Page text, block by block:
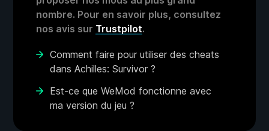
nombre. Pour en savoir plus, consultez
nos avis sur Trustpilot.
Comment faire pour utiliser des cheats
dans Achilles: Survivor ?
Est-ce que WeMod fonctionne avec
ma version du jeu ?